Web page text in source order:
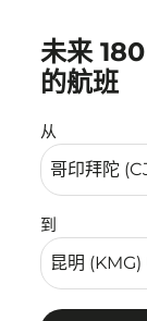
未来
的航班
从
到
没有符合您